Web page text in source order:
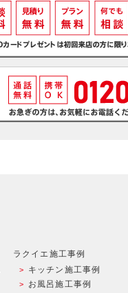
ラクイエ施工事例
キッチン施工事例
お風呂施工事例